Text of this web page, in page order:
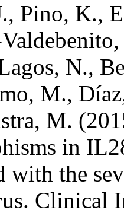
Pino, K.,
N.,
M.,
M.
in
with the
Clinical